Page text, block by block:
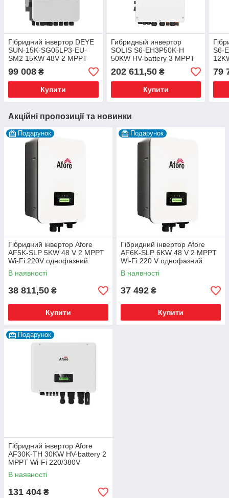
Гібридний інвертор DEYE
SUN-15K-SG05LP3-EU-
SM2 15KW 48V 2 MPPT
99 008 ₴
Купити
Гибридный инвертор
SOLIS S6-EH3P50K-H
50KW HV-battery 3 MPPT
Wi-Fi 220/380V трифазний
202 611,50₴
Купити
S6-
79
Акційні пропозиції та новинки
Подарунок
Гібридний інвертор Afore
AF5K-SLP 5KW 48 V 2 MPPT
Wi-Fi 220V однофазний
В наявності
38 811,50 ₴
Купити
Подарунок
Гібридний інвертор Afore
AF6K-SLP 6KW 48 V 2 MPPT
Wi-Fi 220 V однофазний
В наявності
37 492 ₴
Купити
Подарунок
Гібридний інвертор Afore
AF30K-TH 30KW HV-battery 2
MPPT Wi-Fi 220/380V
трифазний
В наявності
131 404 ₴